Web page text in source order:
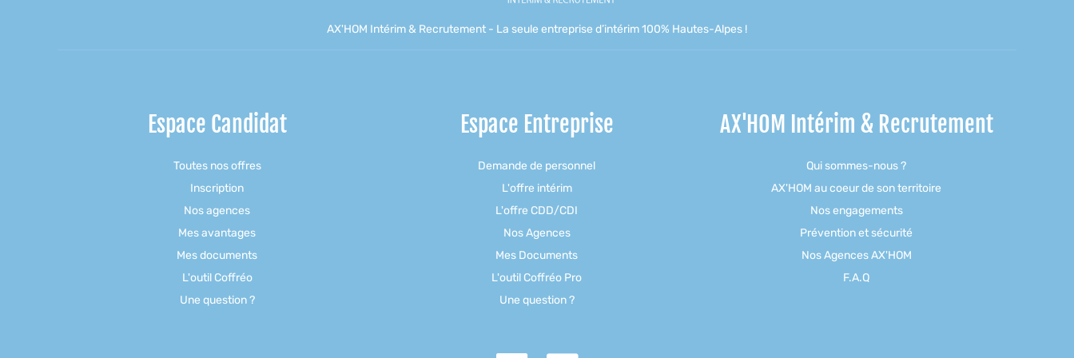
AX'HOM Intérim & Recrutement - La seule entreprise d’intérim 100% Hautes-Alpes !
Espace Candidat
Toutes nos offres
Inscription
Nos agences
Mes avantages
Mes documents
L'outil Coffréo
Une question ?
Espace Entreprise
Demande de personnel
L'offre intérim
L'offre CDD/CDI
Nos Agences
Mes Documents
L'outil Coffréo Pro
Une question ?
AX'HOM Intérim & Recrutement
Qui sommes-nous ?
AX'HOM au coeur de son territoire
Nos engagements
Prévention et sécurité
Nos Agences AX'HOM
F.A.Q